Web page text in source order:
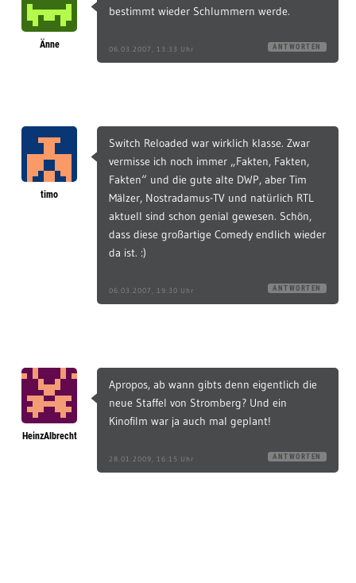
Änne
bestimmt wieder Schlummern werde.
06.03.2007, 13:33 Uhr ANTWORTEN
timo
Switch Reloaded war wirklich klasse. Zwar
vermisse ich noch immer „Fakten, Fakten,
Fakten“ und die gute alte DWP, aber Tim
Mälzer, Nostradamus-TV und natürlich RTL
aktuell sind schon genial gewesen. Schön,
dass diese großartige Comedy endlich wieder
da ist. :)
06.03.2007, 19:30 Uhr ANTWORTEN
HeinzAlbrecht
Apropos, ab wann gibts denn eigentlich die
neue Staffel von Stromberg? Und ein
Kinofilm war ja auch mal geplant!
28.01.2009, 16:15 Uhr ANTWORTEN